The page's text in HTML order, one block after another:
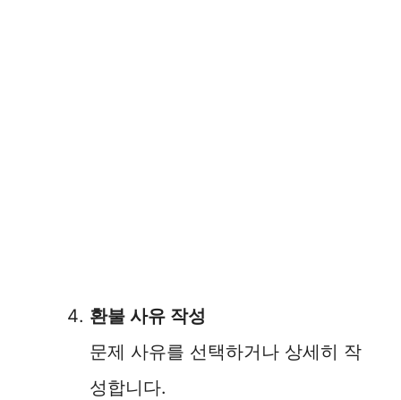
환불 사유 작성
문제 사유를 선택하거나 상세히 작
성합니다.